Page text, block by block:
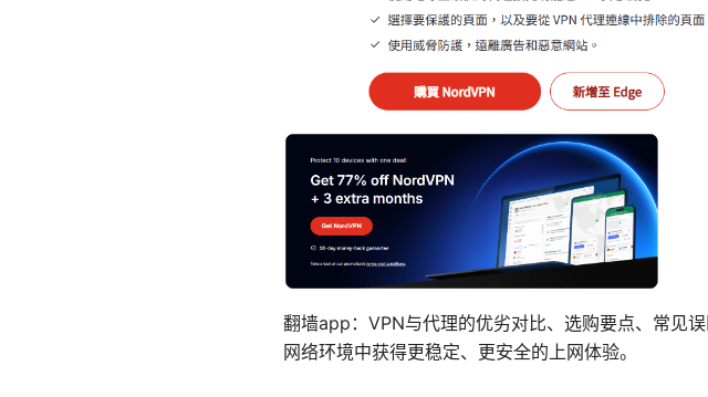
翻墙app：VPN与代理的优劣对比、选购要点、常见
网络环境中获得更稳定、更安全的上网体验。